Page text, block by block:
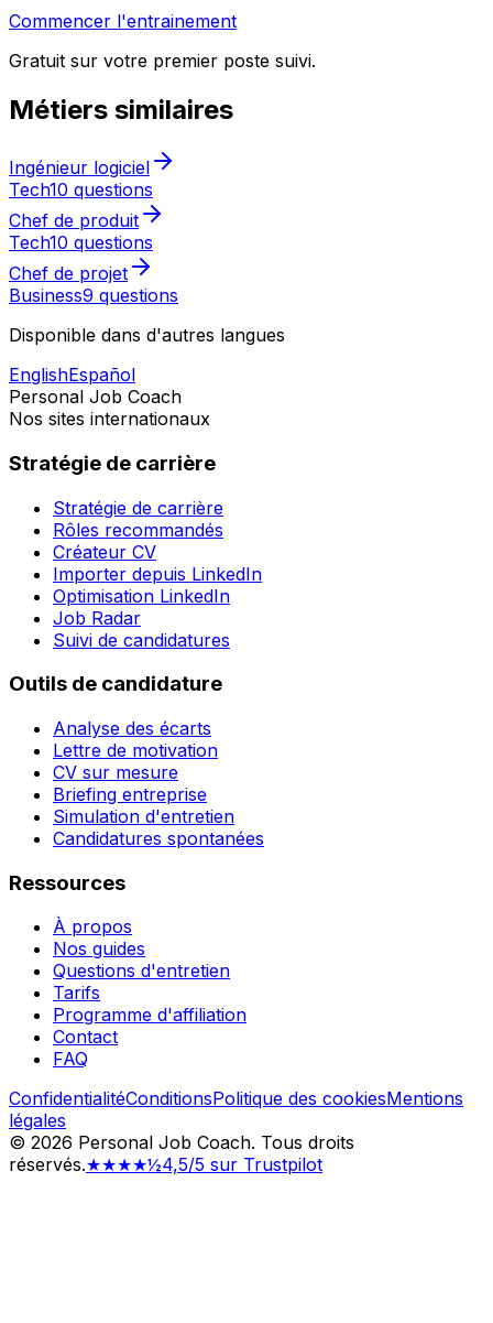
Commencer l'entrainement
Gratuit sur votre premier poste suivi.
Métiers similaires
Ingénieur logiciel
Tech10 questions
Chef de produit
Tech10 questions
Chef de projet
Business9 questions
Disponible dans d'autres langues
EnglishEspañol
Personal Job Coach
Nos sites internationaux
Stratégie de carrière
Stratégie de carrière
Rôles recommandés
Créateur CV
Importer depuis LinkedIn
Optimisation LinkedIn
Job Radar
Suivi de candidatures
Outils de candidature
Analyse des écarts
Lettre de motivation
CV sur mesure
Briefing entreprise
Simulation d'entretien
Candidatures spontanées
Ressources
À propos
Nos guides
Questions d'entretien
Tarifs
Programme d'affiliation
Contact
FAQ
ConfidentialitéConditionsPolitique des cookiesMentions
légales
© 2026 Personal Job Coach. Tous droits
réservés.★★★★½4,5/5 sur Trustpilot